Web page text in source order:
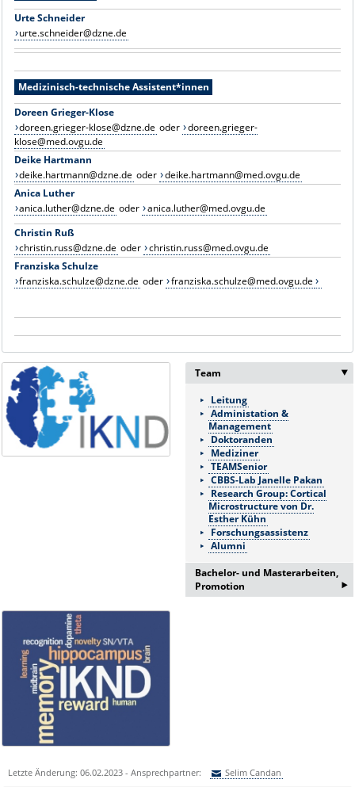
Urte Schneider
urte.schneider@dzne.de
Medizinisch-technische Assistent*innen
Doreen Grieger-Klose
doreen.grieger-klose@dzne.de oder doreen.grieger-
klose@med.ovgu.de
Deike Hartmann
deike.hartmann@dzne.de oder deike.hartmann@med.ovgu.de
Anica Luther
anica.luther@dzne.de oder anica.luther@med.ovgu.de
Christin Ruß
christin.russ@dzne.de oder christin.russ@med.ovgu.de
Franziska Schulze
franziska.schulze@dzne.de oder franziska.schulze@med.ovgu.de
Team
Leitung
Administation &
Management
Doktoranden
Mediziner
TEAMSenior
CBBS-Lab Janelle Pakan
Research Group: Cortical
Microstructure von Dr.
Esther Kühn
Forschungsassistenz
Alumni
Bachelor- und Masterarbeiten,
Promotion
‣
Letzte Änderung: 06.02.2023 - Ansprechpartner: Selim Candan